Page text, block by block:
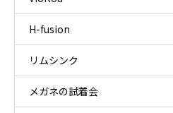
H-fusion
リムシンク
メガネの試着会